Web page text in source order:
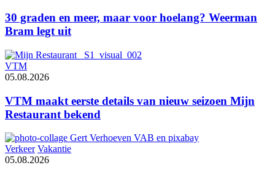
30 graden en meer, maar voor hoelang? Weerman
Bram legt uit
VTM
05.08.2026
VTM maakt eerste details van nieuw seizoen Mijn
Restaurant bekend
Verkeer Vakantie
05.08.2026